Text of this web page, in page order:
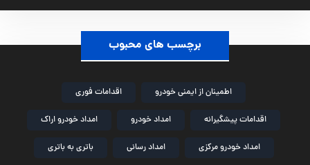
برچسب های محبوب
اطمینان از ایمنی خودرو اقدامات فوری
اقدامات پیشگیرانه امداد خودرو امداد خودرو اراک
امداد خودرو مرکزی امداد رسانی باتری به باتری